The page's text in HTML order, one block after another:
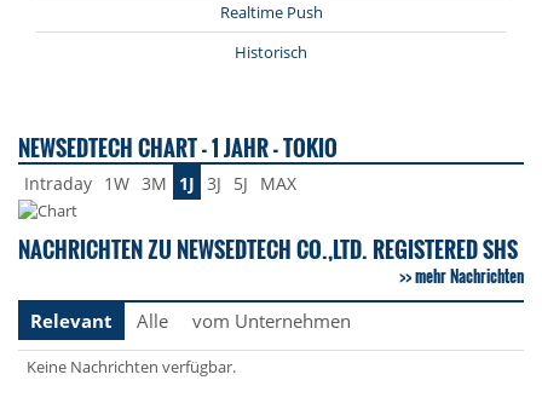
Realtime Push
Historisch
NEWSEDTECH CHART - 1 JAHR - TOKIO
Intraday 1W 3M 1J 3J 5J MAX
NACHRICHTEN ZU NEWSEDTECH CO.,LTD. REGISTERED SHS
mehr Nachrichten
Relevant
Alle vom Unternehmen
Keine Nachrichten verfügbar.